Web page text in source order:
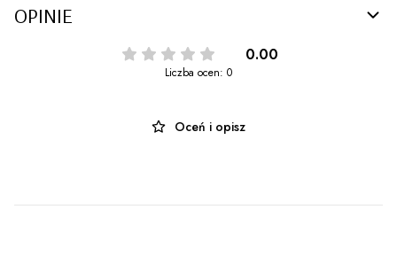
OPINIE
0.00
Liczba ocen: 0
Oceń i opisz